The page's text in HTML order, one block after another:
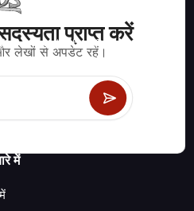
प्राप्त करें
लेखों से अपडेट रहें।
खेलों के लिए गणितीय रूप से सही
में